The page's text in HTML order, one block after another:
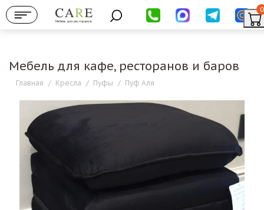
Мебель для ресторанов
0
Мебель для кафе, ресторанов и баров
Главная / Кресла / Пуфы / Пуф Аля